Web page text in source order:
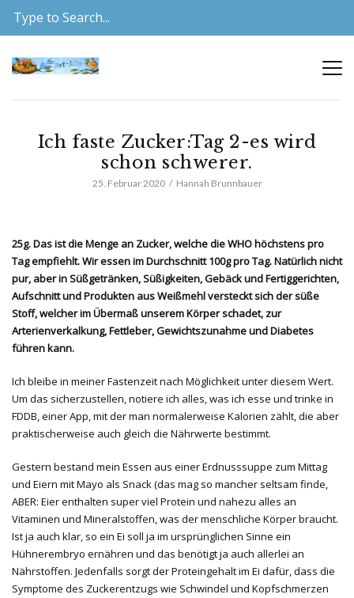
Ich faste Zucker:Tag 2-es wird
schon schwerer.
25. Februar 2020 Hannah Brunnbauer
25g. Das ist die Menge an Zucker, welche die WHO höchstens pro
Tag empfiehlt. Wir essen im Durchschnitt 100g pro Tag. Natürlich nicht
pur, aber in Süßgetränken, Süßigkeiten, Gebäck und Fertiggerichten,
Aufschnitt und Produkten aus Weißmehl versteckt sich der süße
Stoff, welcher im Übermaß unserem Körper schadet, zur
Arterienverkalkung, Fettleber, Gewichtszunahme und Diabetes
führen kann.
Ich bleibe in meiner Fastenzeit nach Möglichkeit unter diesem Wert.
Um das sicherzustellen, notiere ich alles, was ich esse und trinke in
FDDB, einer App, mit der man normalerweise Kalorien zählt, die aber
praktischerweise auch gleich die Nährwerte bestimmt.
Gestern bestand mein Essen aus einer Erdnusssuppe zum Mittag
und Eiern mit Mayo als Snack (das mag so mancher seltsam finde,
ABER: Eier enthalten super viel Protein und nahezu alles an
Vitaminen und Mineralstoffen, was der menschliche Körper braucht.
Ist ja auch klar, so ein Ei soll ja im ursprünglichen Sinne ein
Hühnerembryo ernähren und das benötigt ja auch allerlei an
Nährstoffen. Jedenfalls sorgt der Proteingehalt im Ei dafür, dass die
Symptome des Zuckerentzugs wie Schwindel und Kopfschmerzen